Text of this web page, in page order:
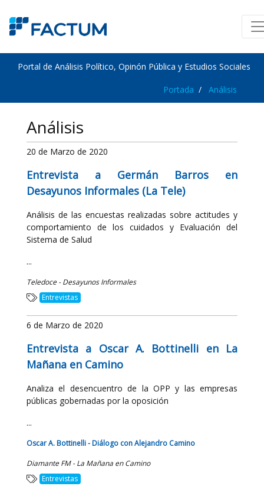
Portal de Análisis Político, Opinón Pública y Estudios Sociales
Portada Análisis
Análisis
20 de Marzo de 2020
Entrevista a Germán Barros en
Desayunos Informales (La Tele)
Análisis de las encuestas realizadas sobre actitudes y
comportamiento de los cuidados y Evaluación del
Sistema de Salud
...
Teledoce - Desayunos Informales
Entrevistas
6 de Marzo de 2020
Entrevista a Oscar A. Bottinelli en La
Mañana en Camino
Analiza el desencuentro de la OPP y las empresas
públicas gobernadas por la oposición
...
Oscar A. Bottinelli - Diálogo con Alejandro Camino
Diamante FM - La Mañana en Camino
Entrevistas